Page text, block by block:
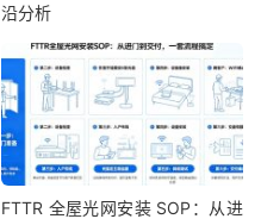
沿分析
FTTR 全屋光网安装 SOP：从进